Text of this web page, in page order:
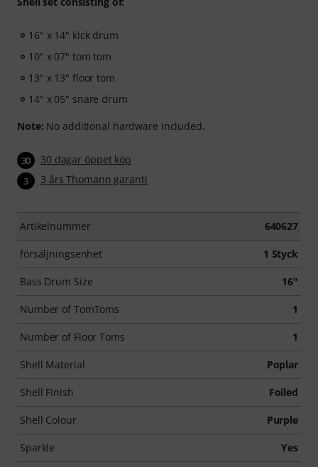
16" x 14" kick drum
10" x 07" tom tom
13" x 13" floor tom
14" x 05" snare drum
Note: No additional hardware included.
30 30 dagar öppet köp
3 3 års Thomann garanti
Artikelnummer 640627
försäljningsenhet 1 Styck
Bass Drum Size 16"
Number of TomToms 1
Number of Floor Toms 1
Shell Material Poplar
Shell Finish Foiled
Shell Colour Purple
Sparkle Yes